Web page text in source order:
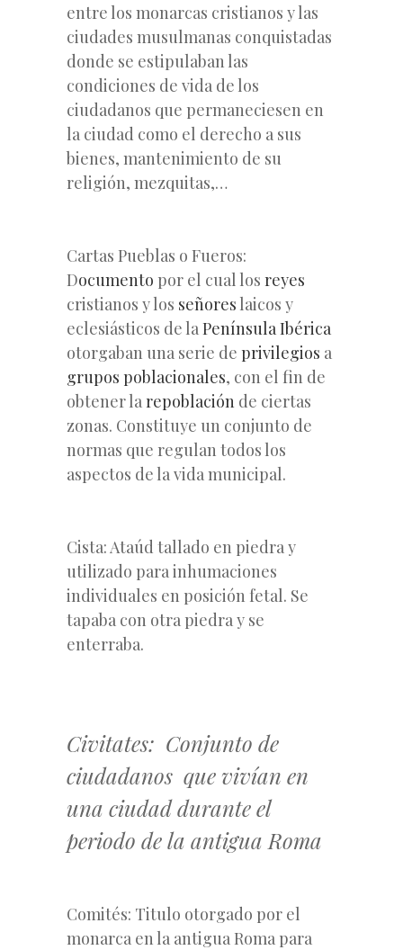
entre los monarcas cristianos y las
ciudades musulmanas conquistadas
donde se estipulaban las
condiciones de vida de los
ciudadanos que permaneciesen en
la ciudad como el derecho a sus
bienes, mantenimiento de su
religión, mezquitas,…
Cartas Pueblas o Fueros:
Documento por el cual los reyes
cristianos y los señores laicos y
eclesiásticos de laPenínsula Ibérica
otorgaban una serie de privilegios a
grupos poblacionales, con el fin de
obtener larepoblación de ciertas
zonas. Constituye un conjunto de
normas que regulan todos los
aspectos de la vida municipal.
Cista: Ataúd tallado en piedra y
utilizado para inhumaciones
individuales en posición fetal. Se
tapaba con otra piedra y se
enterraba.
Civitates: Conjunto de
ciudadanos que vivían en
una ciudad durante el
periodo de la antigua Roma
Comités: Titulo otorgado por el
monarca en la antigua Roma para